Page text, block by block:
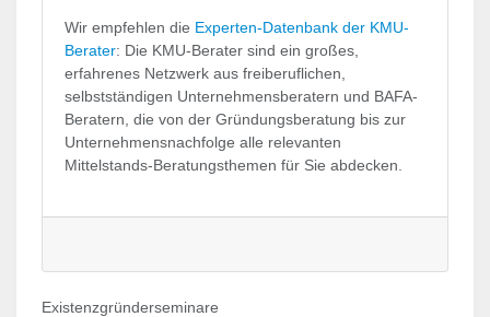
Wir empfehlen die Experten-Datenbank der KMU-
Berater: Die KMU-Berater sind ein großes,
erfahrenes Netzwerk aus freiberuflichen,
selbstständigen Unternehmensberatern und BAFA-
Beratern, die von der Gründungsberatung bis zur
Unternehmensnachfolge alle relevanten
Mittelstands-Beratungsthemen für Sie abdecken.
Existenzgründerseminare